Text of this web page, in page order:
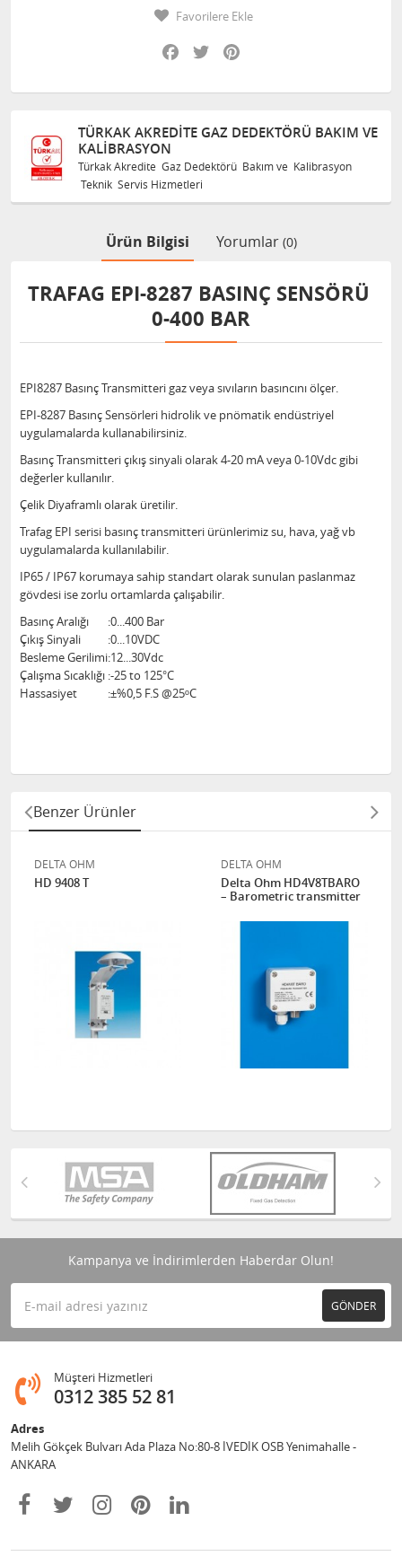
Favorilere Ekle
Facebook
Twitter
TÜRKAK AKREDITE GAZ DEDEKTÖRÜ BAKIM VE
KALIBRASYON
Türkak Akredite Gaz Dedektörü Bakım ve Kalibrasyon
Teknik Servis Hizmetleri
Ürün Bilgisi Yorumlar (0)
TRAFAG EPI-8287 BASINÇ SENSÖRÜ
0-400 BAR
EPI8287 Basınç Transmitteri gaz veya sıvıların basıncını ölçer.
EPI-8287 Basınç Sensörleri hidrolik ve pnömatik endüstriyel
uygulamalarda kullanabilirsiniz.
Basınç Transmitteri çıkış sinyali olarak 4-20 mA veya 0-10Vdc gibi
değerler kullanılır.
Çelik Diyaframlı olarak üretilir.
Trafag EPI serisi basınç transmitteri ürünlerimiz su, hava, yağ vb
uygulamalarda kullanılabilir.
IP65 / IP67 korumaya sahip standart olarak sunulan paslanmaz
gövdesi ise zorlu ortamlarda çalışabilir.
Basınç Aralığı
:0...400 Bar
Çıkış Sinyali
:0...10VDC
Besleme Gerilimi:12...30Vdc
Çalışma Sıcaklığı :-25 to 125°C
Hassasiyet
:±%0,5 F.S @25ᵒC
Benzer Ürünler
DELTA OHM
HD 9408 T
DELTA OHM
Delta Ohm HD4V8TBARO
– Barometric transmitter
Kampanya ve İndirimlerden Haberdar Olun!
GÖNDER
Müşteri Hizmetleri
0312 385 52 81
Adres
Melih Gökçek Bulvarı Ada Plaza No:80-8 İVEDİK OSB Yenimahalle -
ANKARA